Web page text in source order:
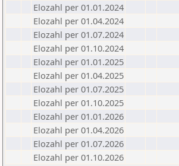
Elozahl per 01.01.2024
Elozahl per 01.04.2024
Elozahl per 01.07.2024
Elozahl per 01.10.2024
Elozahl per 01.01.2025
Elozahl per 01.04.2025
Elozahl per 01.07.2025
Elozahl per 01.10.2025
Elozahl per 01.01.2026
Elozahl per 01.04.2026
Elozahl per 01.07.2026
Elozahl per 01.10.2026